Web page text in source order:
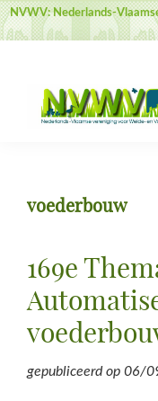
Door
naar
inhoud
Spring
naar
sidebar
Spring
naar
NVWV: Nederlands-
voor
Voederbouw
voederbouw
169e
gepubliceerd op 06/